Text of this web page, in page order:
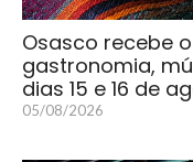
Osasco recebe
gastronomia,
dias 15 e 16 de
05/08/2026